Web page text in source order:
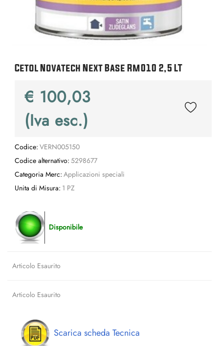
Cetol Novatech Next Base Rm010 2,5 LT
€ 100,03
(Iva esc.)
Codice: VERN005150
Codice alternativo: 5298677
Categoria Merc: Applicazioni speciali
Unita di Misura: 1 PZ
Disponibile
Articolo Esaurito
Articolo Esaurito
Scarica scheda Tecnica